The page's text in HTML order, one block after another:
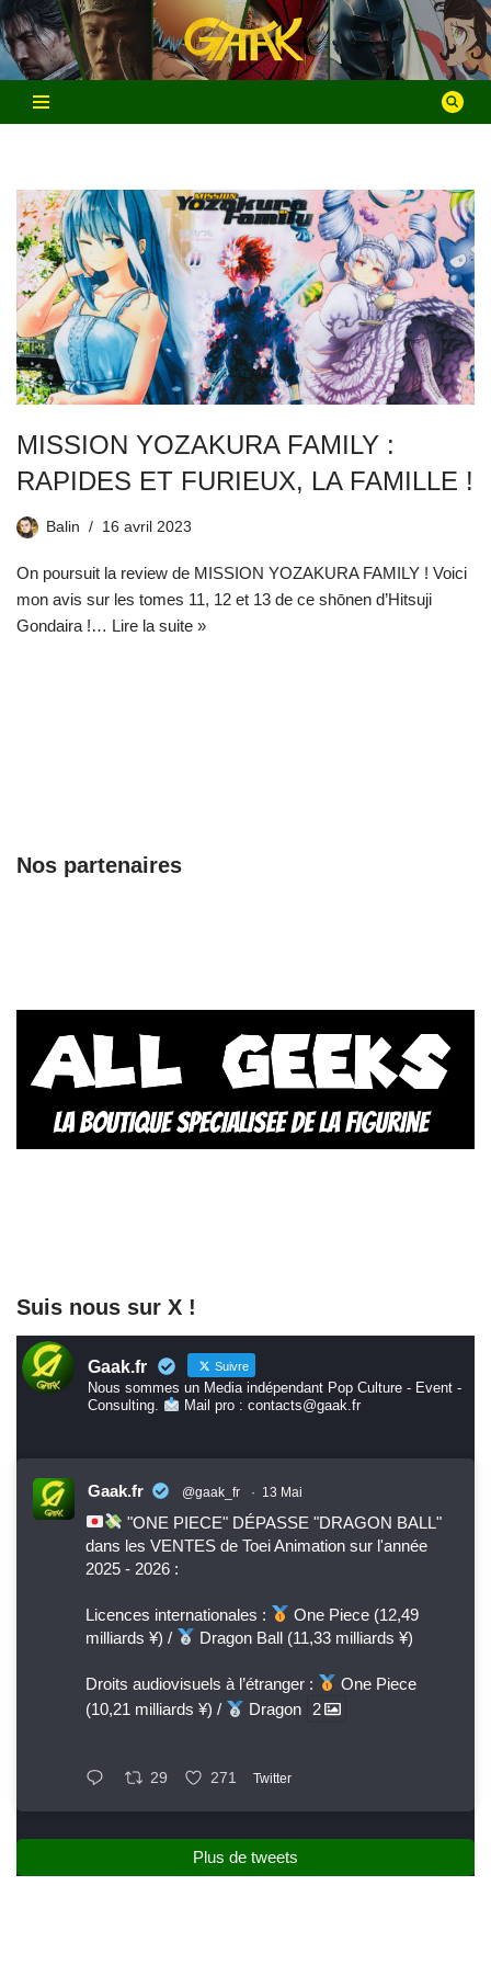
Aller
au
contenu
MISSION YOZAKURA FAMILY :
RAPIDES ET FURIEUX, LA FAMILLE !
Balin 16 avril 2023
On poursuit la review de MISSION YOZAKURA FAMILY ! Voici
mon avis sur les tomes 11, 12 et 13 de ce shōnen d’Hitsuji
Gondaira !… Lire la suite »
Nos partenaires
Suis nous sur X !
Gaak.fr Suivre
Nous sommes un Media indépendant Pop Culture - Event -
Consulting.
Mail pro : contacts@gaak.fr
Gaak.fr @gaak_fr · 13 Mai
"ONE PIECE" DÉPASSE "DRAGON BALL"
dans les VENTES de Toei Animation sur l'année
2025 - 2026 :
Licences internationales :
One Piece (12,49
milliards ¥) /
Dragon Ball (11,33 milliards ¥)
Droits audiovisuels à l’étranger :
One Piece
(10,21 milliards ¥) /
Dragon 2
29 271 Twitter
Plus de tweets